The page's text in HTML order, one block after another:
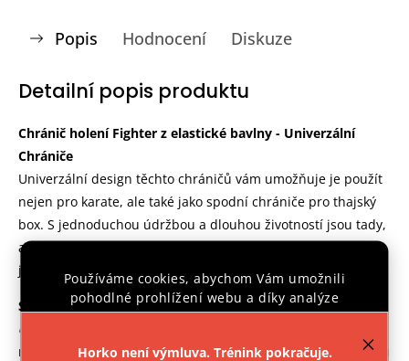
Používáme cookies, abychom Vám umožnili
pohodlné prohlížení webu a díky analýze
provozu webu neustále zlepšovali jeho funkce,
Horko není výmluva. Trénink pokračuje.
Popis Hodnocení Diskuze
Detailní popis produktu
Chránič holení Fighter z elastické bavlny - Univerzální
Chrániče
Univerzální design těchto chráničů vám umožňuje je použít
nejen pro karate, ale také jako spodní chrániče pro thajský
box. S jednoduchou údržbou a dlouhou životností jsou tady,
abyste se mohli soustředit na svůj trénink. Objednejte si je
ještě dnes a začněte trénovat v pohodlí a bezpečí!
Skvělá Ochrana: Chrání holenní kost a lýtko, zatímco
elastický materiál
noze. S těmito chrániči na sobě budete mít větší sebedůvěru